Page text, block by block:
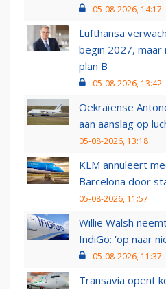
05-08-2026, 14:17
Lufthansa
begin 2027,
plan B
05-08-2026, 13:42
Oekraïense
aan aanslag op
05-08-2026, 13:18
KLM annuleert
Barcelona door
05-08-2026, 11:57
Willie Walsh
IndiGo: 'op naar
05-08-2026, 11:37
Transavia opent